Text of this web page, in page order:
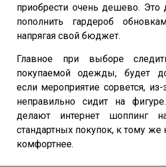
приобрести очень дешево. Это
пополнить гардероб
напрягая свой бюджет.
Главное при выборе
покупаемой одежды, будет
если мероприятие сорвется, из-
неправильно сидит на
делают интернет шоппинг
стандартных покупок, к тому же
комфортнее.